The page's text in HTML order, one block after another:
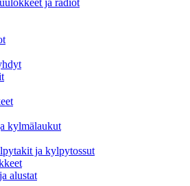
ja radiot
kylmälaukut
ja kylpytossut
alustat